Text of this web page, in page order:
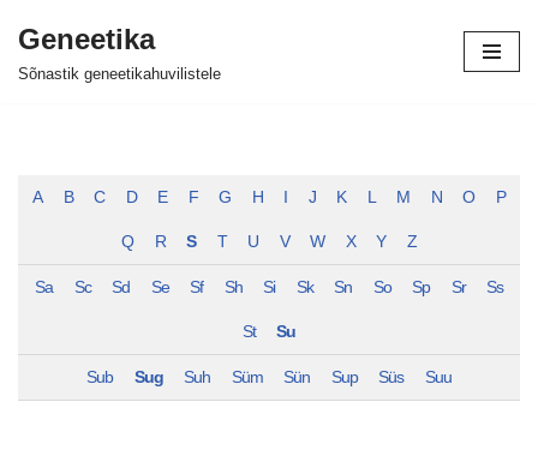
Skip
Geneetika
Sõnastik geneetikahuvilistele
A B C D E F G H J K L M N O P
Q R S T U V W X Y Z
Sa Sc Sd Se Sf Sh Si Sk Sn So Sp Sr Ss
St Su
Sub Sug Suh Süm Sün Sup Süs Suu